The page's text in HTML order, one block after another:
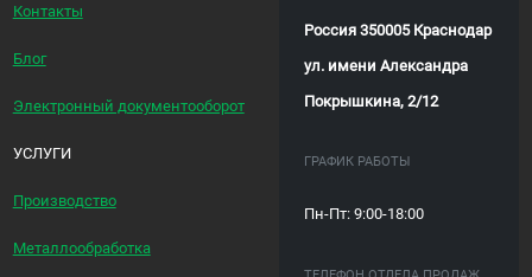
Контакты
Блог
Электронный документооборот
УСЛУГИ
Производство
Металлообработка
Россия 350005 Краснодар
ул. имени Александра
Покрышкина, 2/12
ГРАФИК РАБОТЫ
Пн-Пт: 9:00-18:00